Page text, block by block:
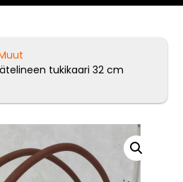
tukikaari 32 cm